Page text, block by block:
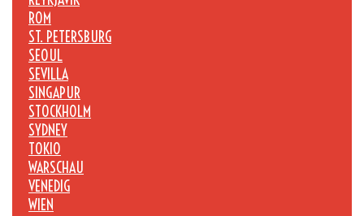
ROM
ST. PETERSBURG
SEOUL
SEVILLA
SINGAPUR
STOCKHOLM
SYDNEY
TOKIO
WARSCHAU
VENEDIG
WIEN